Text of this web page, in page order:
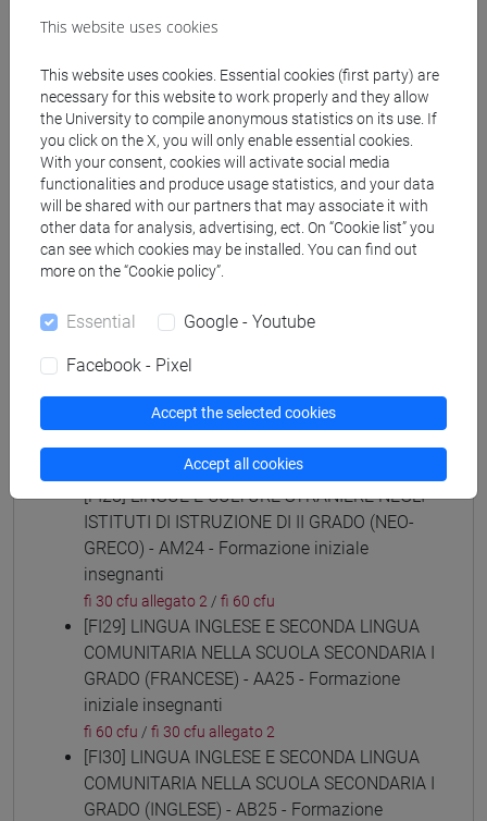
[FI24] LINGUE E CULTURE STRANIERE NEGLI
(GIAPPONESE) - AJ24 - Formazione iniziale
insegnanti
fi 60 cfu/ fi 30 cfu allegato 2
[FI25] LINGUE E CULTURE STRANIERE NEGLI
ISTITUTI DI ISTRUZIONE DI II GRADO
(PORTOGHESE) - AN24 - Formazione iniziale
insegnanti
fi 30 cfu allegato 2/ fi 60 cfu
[FI26] LINGUA E CULTURA STRANIERA
(EBRAICO) - AK24 - Formazione iniziale
fi 30 cfu allegato 2
(ARABO) - AL24 - Formazione iniziale
insegnanti
fi 30 cfu allegato 2/fi 60 cfu
[FI28] LINGUE E CULTURE STRANIERE NEGLI
ISTITUTI DI ISTRUZIONE DI II GRADO (NEO-
GRECO) - AM24 - Formazione iniziale
insegnanti
fi 30 cfu allegato 2 / fi 60 cfu
[FI29] LINGUA INGLESE E SECONDA LINGUA
COMUNITARIA NELLA SCUOLA SECONDARIA I
GRADO (FRANCESE) - AA25 - Formazione
iniziale insegnanti
fi 60 cfu / fi 30 cfu allegato 2
[FI30] LINGUA INGLESE E SECONDA LINGUA
COMUNITARIA NELLA SCUOLA SECONDARIA I
GRADO (INGLESE) - AB25 - Formazione
This website uses cookies
This website uses cookies. Essential cookies (first party) are
necessary for this website to work properly and they allow
the University to compile anonymous statistics on its use. If
you click on the X, you will only enable essential cookies.
With your consent, cookies will activate social media
functionalities and produce usage statistics, and your data
will be shared with our partners that may associate it with
other data for analysis, advertising, ect. On “Cookie list” you
can see which cookies may be installed. You can find out
more on the “Cookie policy”.
Essential Google - Youtube
Facebook - Pixel
Accept the selected cookies
Accept all cookies